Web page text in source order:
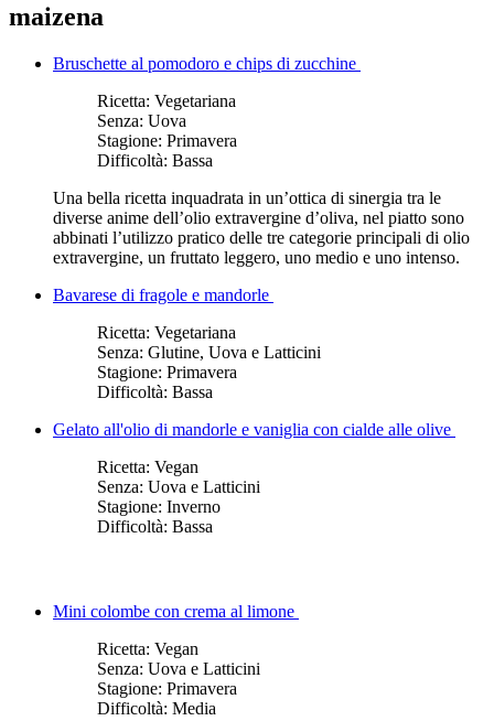
maizena
Bruschette al pomodoro e chips di zucchine
Ricetta: Vegetariana
Senza: Uova
Stagione: Primavera
Difficoltà: Bassa
Una bella ricetta inquadrata in un’ottica di sinergia tra le
diverse anime dell’olio extravergine d’oliva, nel piatto sono
abbinati l’utilizzo pratico delle tre categorie principali di olio
extravergine, un fruttato leggero, uno medio e uno intenso.
Bavarese di fragole e mandorle
Ricetta: Vegetariana
Senza: Glutine, Uova e Latticini
Stagione: Primavera
Difficoltà: Bassa
Gelato all'olio di mandorle e vaniglia con cialde alle olive
Ricetta: Vegan
Senza: Uova e Latticini
Stagione: Inverno
Difficoltà: Bassa
Mini colombe con crema al limone
Ricetta: Vegan
Senza: Uova e Latticini
Stagione: Primavera
Difficoltà: Media